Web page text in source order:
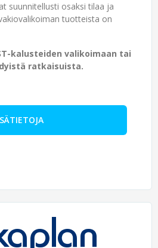
suunnitellusti osaksi tilaa ja
tuotteista on
kalusteiden valikoimaan tai
ratkaisuista.